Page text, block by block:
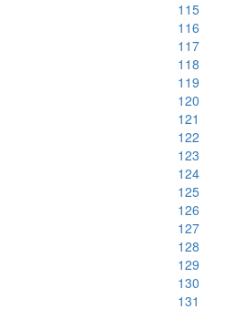
115
116
117
118
119
120
121
122
123
124
125
126
127
128
129
130
131